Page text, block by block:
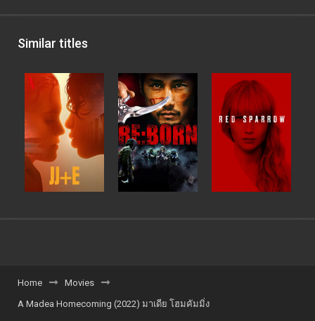
Similar titles
Home
Movies
A Madea Homecoming (2022) มาเดีย โฮมคัมมิ่ง